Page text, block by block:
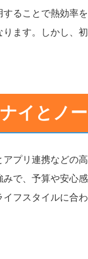
ることで熱効率
ます。しかし、
イとノ
プリ連携などの
で、予算や安心
フスタイルに合